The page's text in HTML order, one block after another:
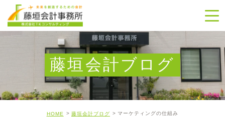
藤垣会計ブログ
HOME 藤垣会計ブログ マーケティングの仕組み